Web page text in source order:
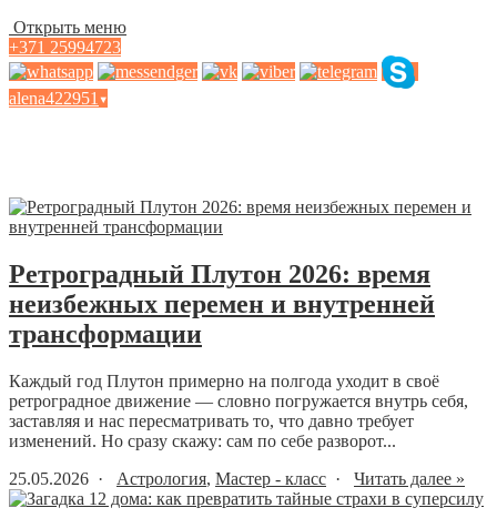
Открыть меню
+371 25994723
alena422951 ▾
Ретроградный Плутон 2026: время
неизбежных перемен и внутренней
трансформации
Каждый год Плутон примерно на полгода уходит в своё
ретроградное движение — словно погружается внутрь себя,
заставляя и нас пересматривать то, что давно требует
изменений. Но сразу скажу: сам по себе разворот...
25.05.2026 · Астрология, Мастер - класс · Читать далее »